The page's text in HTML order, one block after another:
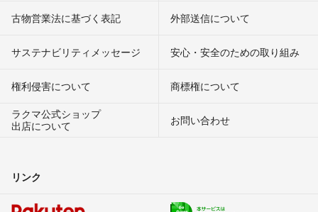
古物営業法に基づく表記 外部送信について
サステナビリティメッセージ 安心・安全のための取り組み
権利侵害について
商標権について
ラクマ公式ショップ
出店について
お問い合わせ
リンク